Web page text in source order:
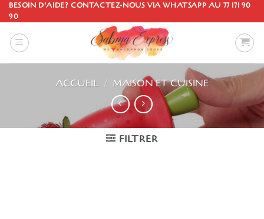
Passer
au
contenu
BESOIN D'AIDE? CONTACTEZ-NOUS VIA WHATSAPP AU 77 171 90
90
ACCUEIL / MAISON ET CUISINE
FILTRER